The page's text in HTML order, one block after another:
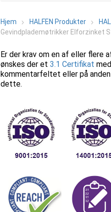
Hjem HALFEN Produkter
Gevindplademøtrikker Elforzinket
Er der krav om en af eller flere
ønskes der et3.1 Certifikat
kommentarfeltet eller på
dette.